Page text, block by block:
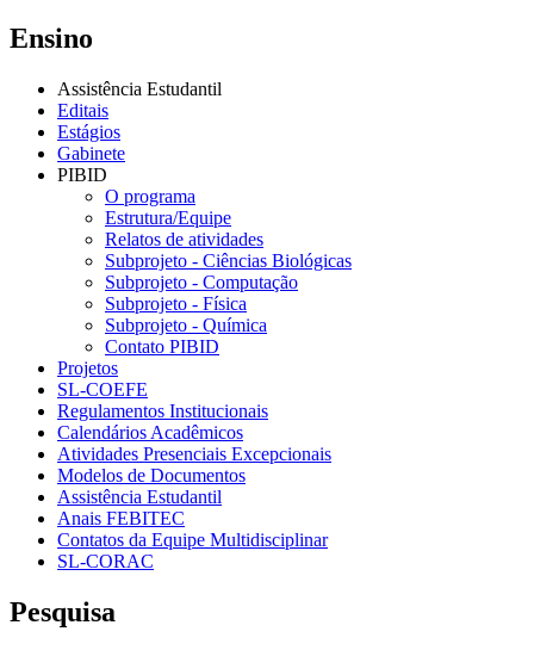
Ensino
Assistência Estudantil
Editais
Estágios
Gabinete
PIBID
O programa
Estrutura/Equipe
Relatos de atividades
Subprojeto - Ciências Biológicas
Subprojeto - Computação
Subprojeto - Física
Subprojeto - Química
Contato PIBID
Projetos
SL-COEFE
Regulamentos Institucionais
Calendários Acadêmicos
Atividades Presenciais Excepcionais
Modelos de Documentos
Assistência Estudantil
Anais FEBITEC
Contatos da Equipe Multidisciplinar
SL-CORAC
Pesquisa